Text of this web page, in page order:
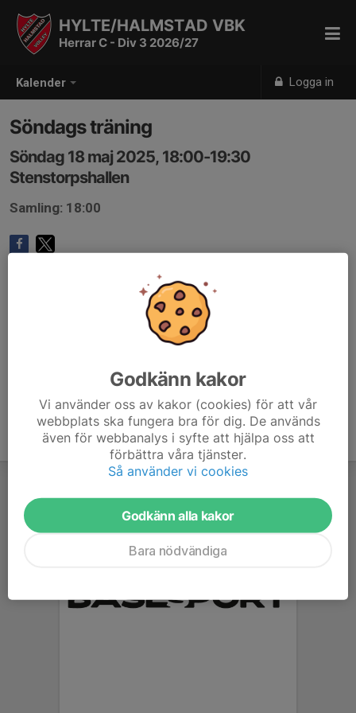
Kalender Logga in
HYLTE/HALMSTAD VBK
Herrar C - Div 3 2026/27
Söndags träning
Söndag 18 maj 2025, 18:00-19:30
Stenstorpshallen
Samling: 18:00
Godkänn kakor
Vi använder oss av kakor (cookies) för att vår
webbplats ska fungera bra för dig. De används
även för webbanalys i syfte att hjälpa oss att
förbättra våra tjänster.
Så använder vi cookies
Godkänn alla kakor
Bara nödvändiga